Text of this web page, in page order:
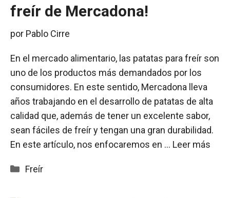
freír de Mercadona!
por Pablo Cirre
En el mercado alimentario, las patatas para freír son
uno de los productos más demandados por los
consumidores. En este sentido, Mercadona lleva
años trabajando en el desarrollo de patatas de alta
calidad que, además de tener un excelente sabor,
sean fáciles de freír y tengan una gran durabilidad.
En este artículo, nos enfocaremos en … Leer más
Categorías
Freír